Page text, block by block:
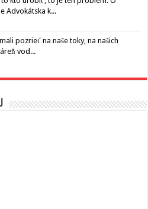
Advokátska k...
pozrieť na naše toky, na našich
vod...